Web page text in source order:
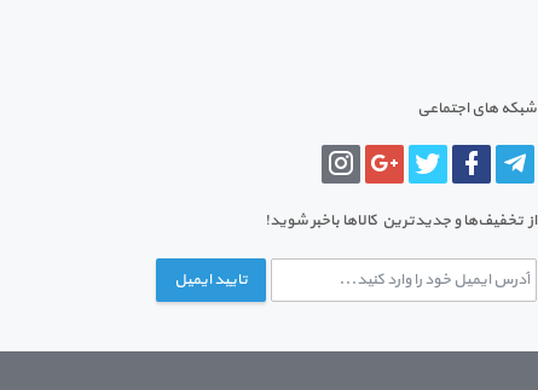
شبکه های اجتماعی
از تخفیف‌ها و جدیدترین‌ کالاها باخبر شوید!
تایید ایمیل